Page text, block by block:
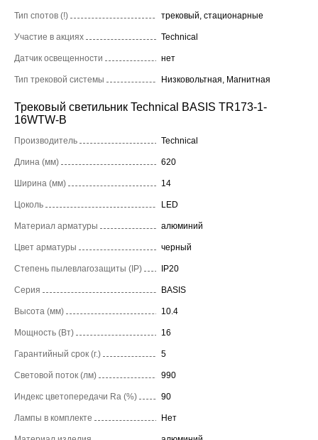
Тип спотов (!) трековый, стационарные
Участие в акциях Technical
Датчик освещенности нет
Тип трековой системы Низковольтная, Магнитная
Трековый светильник Technical BASIS TR173-1-
16WTW-B
Производитель Technical
Длина (мм) 620
Ширина (мм) 14
Цоколь LED
Материал арматуры алюминий
Цвет арматуры черный
Степень пылевлагозащиты (IP) IP20
Серия BASIS
Высота (мм) 10.4
Мощность (Вт) 16
Гарантийный срок (г.) 5
Световой поток (лм) 990
Индекс цветопередачи Ra (%) 90
Лампы в комплекте Нет